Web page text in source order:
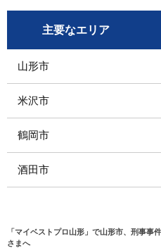
主要なエリア
山形市
米沢市
鶴岡市
酒田市
「マイベストプロ山形」で山形市、刑事事
さまへ